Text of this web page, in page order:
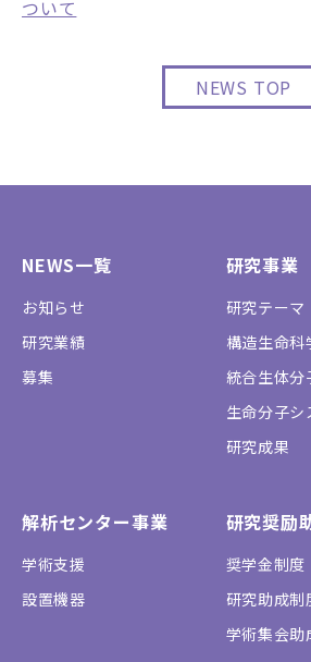
ついて
NEWS TOP
NEWS一覧
お知らせ
研究業績
募集
研究事業
研究テーマ
構造生命科
統合生体分
生命分子
研究成果
解析センター事業
学術支援
設置機器
研究奨励
奨学金制度
研究助成制
学術集会助